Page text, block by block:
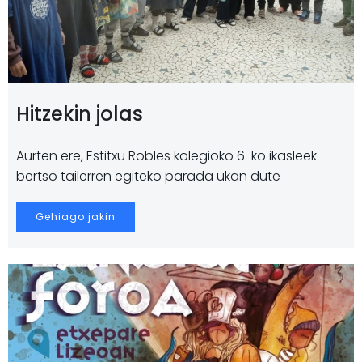
Hitzekin jolas
Aurten ere, Estitxu Robles kolegioko 6-ko ikasleek
bertso tailerren egiteko parada ukan dute
Gehiago jakin